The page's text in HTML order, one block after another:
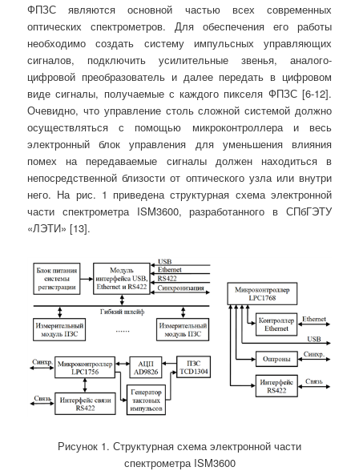
ФПЗС являются основной частью всех современных
оптических спектрометров. Для обеспечения его работы
необходимо создать систему импульсных управляющих
сигналов, подключить усилительные звенья, аналого-
цифровой преобразователь и далее передать в цифровом
виде сигналы, получаемые с каждого пикселя ФПЗС [6-12].
Очевидно, что управление столь сложной системой должно
осуществляться с помощью микроконтроллера и весь
электронный блок управления для уменьшения влияния
помех на передаваемые сигналы должен находиться в
непосредственной близости от оптического узла или внутри
него. На рис. 1 приведена структурная схема электронной
части спектрометра ISM3600, разработанного в СПбГЭТУ
«ЛЭТИ» [13].
Рисунок 1. Структурная схема электронной части
спектрометра ISM3600